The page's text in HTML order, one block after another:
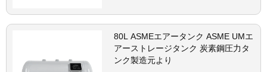
80L ASMEエアータンク ASME UMエ
アーストレージタンク 炭素鋼圧力タ
ンク製造元より